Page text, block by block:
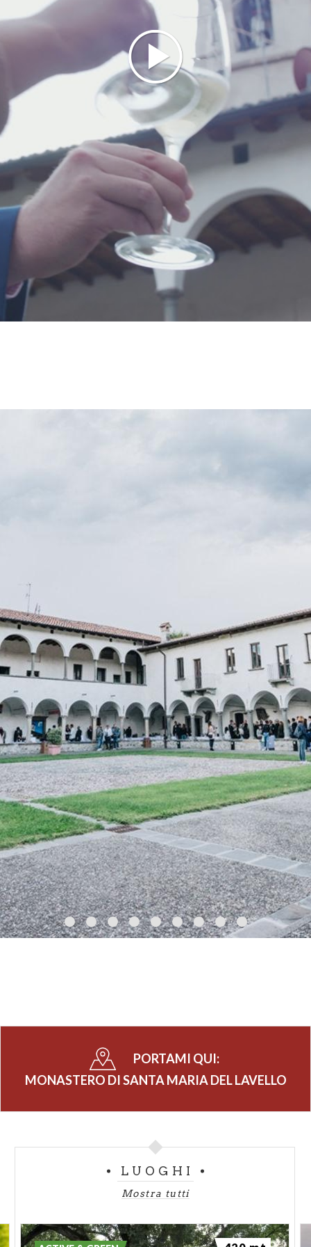
del convento e i Serviti lo abbandonarono
definitivamente.
Nel corso degli anni si registrarono molti i tentativi
di rivitalizzare il Santuario, con fortune alterne ma
poche speranze di tornare ai fasti del passato.
L’ultima offesa al convento venne inferta dagli
eserciti in guerra nel secondo conflitto mondiale.
Solo nel settembre
1948fu possibile lariapertura
della chiesa
, primo passo di un lento lavoro di
recupero concluso ai nostri giorni. Fu all'inizio degli
anni 2000 che il complesso venne restaurato e
riportato all'antico splendore, come grande
esempio di testimonianza storico-artistica del
territorio.
Ancora oggi a questo complesso monastico sono
PORTAMI QUI:
MONASTERO DI SANTA MARIA DEL LAVELLO
LUOGHI
Mostra tutti